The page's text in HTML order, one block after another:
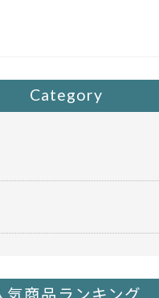
Category
気商品ランキング